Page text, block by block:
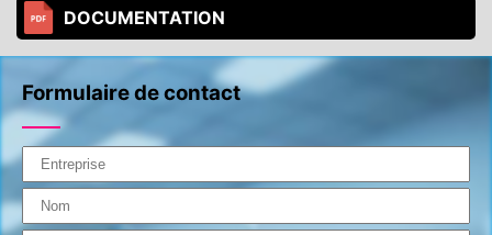
DOCUMENTATION
Formulaire de contact